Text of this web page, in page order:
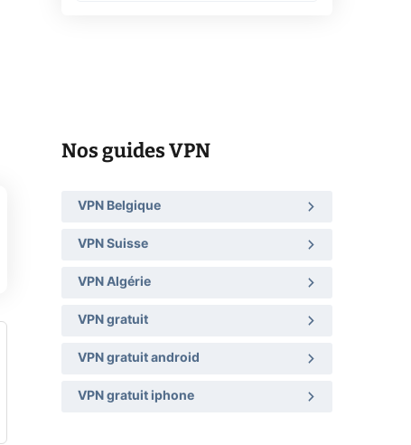
Nos guides VPN
VPN Belgique
VPN Suisse
VPN Algérie
VPN gratuit
VPN gratuit android
VPN gratuit iphone